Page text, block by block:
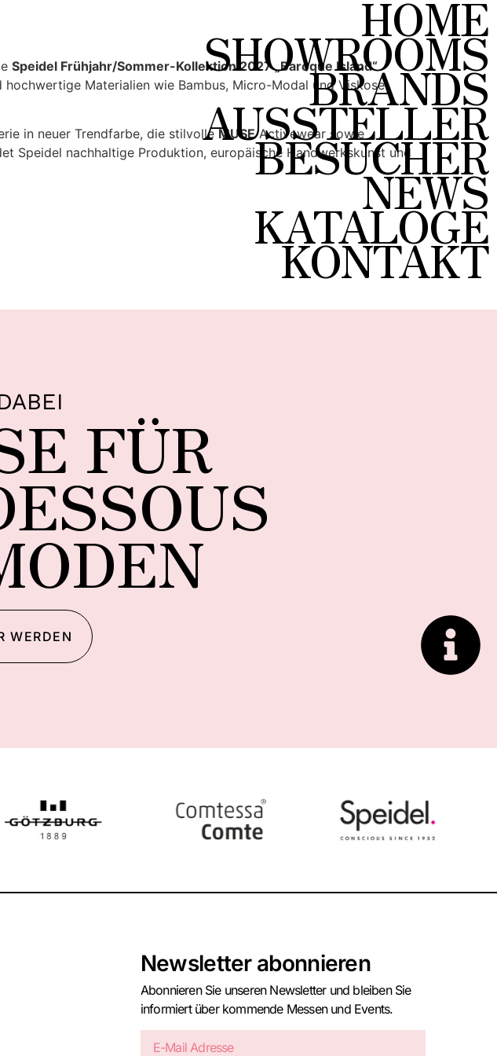
HOME
SHOWROOMS
BRANDS
AUSSTELLER
BESUCHER
NEWS
KATALOGE
KONTAKT
Speidel Frühjahr/Sommer-Kollektion 2027 „Baroque Island“
Materialien wie Bambus, Micro-Modal und Viskose
in neuer Trendfarbe, die stilvolleMUSEActivewear sowie
Speidel nachhaltige Produktion, europäische Handwerkskunst und
FÜR
WERDEN
Newsletter abonnieren
Abonnieren Sie unseren Newsletter und bleiben Sie
informiert über kommende Messen und Events.